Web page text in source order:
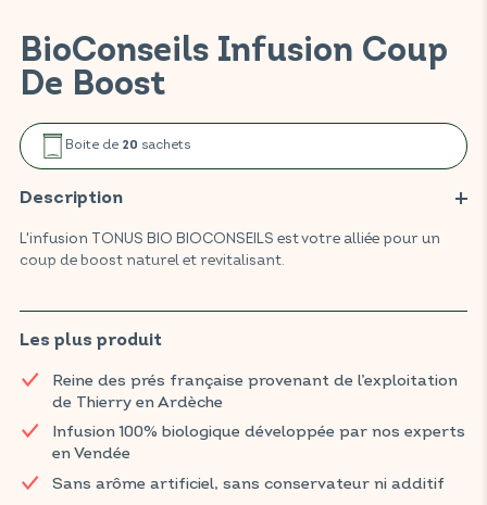
BioConseils Infusion Coup
De Boost
Boite de 20 sachets
Description
L'infusion TONUS BIO BIOCONSEILS est votre alliée pour un
coup de boost naturel et revitalisant.
aide à combattre la fatigue, et celles du curcuma, reconnu
pour favoriser le bien-être articulaire. Ensemble, ces plantes
Retrouvez les infusions BIOCONSEILS dans votre magasin BIO
habituel.
Les plus produit
Reine des prés française provenant de l’exploitation
de Thierry en Ardèche
Infusion 100% biologique développée par nos experts
en Vendée
Sans arôme artificiel, sans conservateur ni additif